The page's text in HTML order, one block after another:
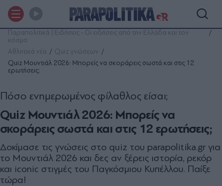
Παραπολιτικά | Ειδήσεις - Οι ειδήσεις από την Ελλάδα και τον
κόσμο
Αθλητικά νέα
Quiz γνώσεων
Quiz Μουντιάλ 2026: Μπορείς να σκοράρεις σωστά και στις 12
ερωτήσεις;
Quiz Μουντιάλ 2026: Μπορείς να
σκοράρεις σωστά και στις 12 ερωτήσεις;
Πόσο ενημερωμένος φίλαθλος είσαι;
Δοκίμασε τις γνώσεις στο quiz του parapolitika.gr για
το Μουντιάλ 2026 και δες αν ξέρεις ιστορία, ρεκόρ
και iconic στιγμές του Παγκόσμιου Κυπέλλου. Παίξε
τώρα!